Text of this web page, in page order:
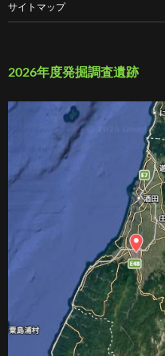
サイトマップ
2026年度発掘調査遺跡